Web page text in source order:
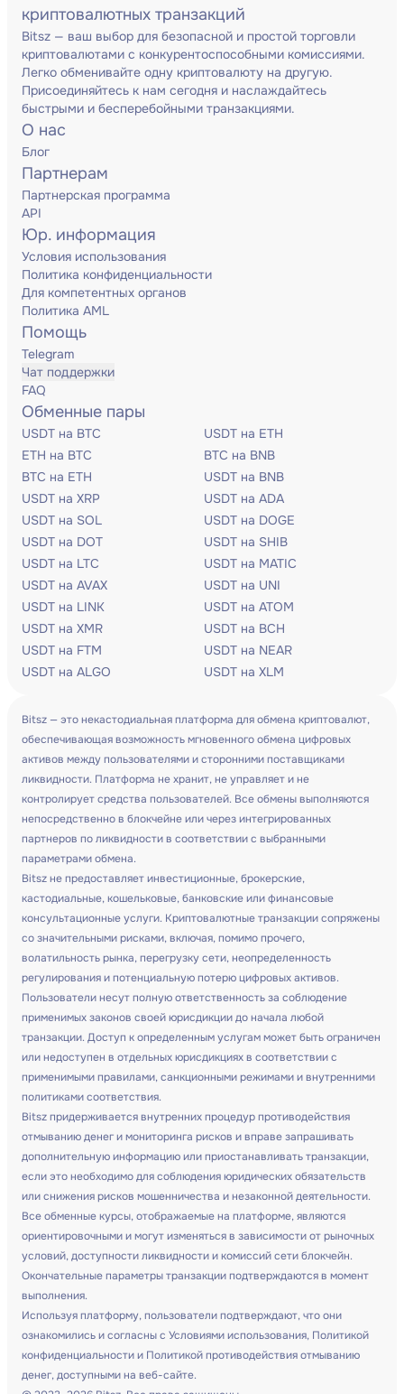
криптовалютных транзакций
Bitsz — ваш выбор для безопасной и простой торговли
криптовалютами с конкурентоспособными комиссиями.
Легко обменивайте одну криптовалюту на другую.
Присоединяйтесь к нам сегодня и наслаждайтесь
быстрыми и бесперебойными транзакциями.
О нас
Блог
Партнерам
Партнерская программа
API
Юр. информация
Условия использования
Политика конфиденциальности
Для компетентных органов
Политика AML
Помощь
Telegram
Чат поддержки
FAQ
Обменные пары
USDT на BTC
USDT на ETH
ETH на BTC
BTC на BNB
BTC на ETH
USDT на BNB
USDT на XRP
USDT на ADA
USDT на SOL
USDT на DOGE
USDT на DOT
USDT на SHIB
USDT на LTC
USDT на MATIC
USDT на AVAX
USDT на UNI
USDT на LINK
USDT на ATOM
USDT на XMR
USDT на BCH
USDT на FTM
USDT на NEAR
USDT на ALGO
USDT на XLM
Bitsz — это некастодиальная платформа для обмена криптовалют,
обеспечивающая возможность мгновенного обмена цифровых
активов между пользователями и сторонними поставщиками
ликвидности. Платформа не хранит, не управляет и не
контролирует средства пользователей. Все обмены выполняются
непосредственно в блокчейне или через интегрированных
партнеров по ликвидности в соответствии с выбранными
параметрами обмена.
Bitsz не предоставляет инвестиционные, брокерские,
кастодиальные, кошельковые, банковские или финансовые
консультационные услуги. Криптовалютные транзакции сопряжены
со значительными рисками, включая, помимо прочего,
волатильность рынка, перегрузку сети, неопределенность
регулирования и потенциальную потерю цифровых активов.
Пользователи несут полную ответственность за соблюдение
применимых законов своей юрисдикции до начала любой
транзакции. Доступ к определенным услугам может быть ограничен
или недоступен в отдельных юрисдикциях в соответствии с
применимыми правилами, санкционными режимами и внутренними
политиками соответствия.
Bitsz придерживается внутренних процедур противодействия
отмыванию денег и мониторинга рисков и вправе запрашивать
дополнительную информацию или приостанавливать транзакции,
если это необходимо для соблюдения юридических обязательств
или снижения рисков мошенничества и незаконной деятельности.
Все обменные курсы, отображаемые на платформе, являются
ориентировочными и могут изменяться в зависимости от рыночных
условий, доступности ликвидности и комиссий сети блокчейн.
Окончательные параметры транзакции подтверждаются в момент
выполнения.
Используя платформу, пользователи подтверждают, что они
ознакомились и согласны с Условиями использования, Политикой
конфиденциальности и Политикой противодействия отмыванию
денег, доступными на веб-сайте.